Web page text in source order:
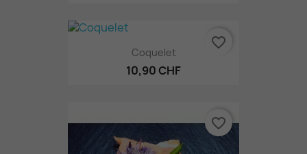
Coquelet
10,90 CHF
favorite_border
favorite_border